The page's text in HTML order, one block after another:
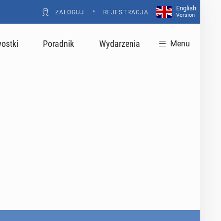
ZALOGUJ • REJESTRACJA
English
Version
Poradnik Wydarzenia Menu